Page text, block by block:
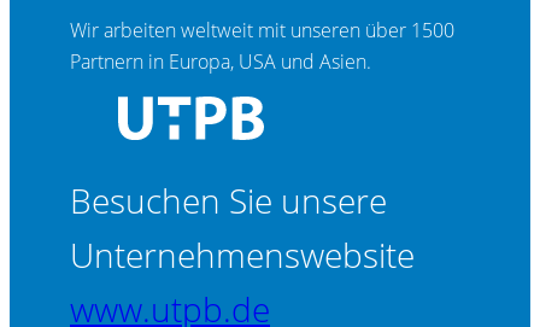
Wir arbeiten weltweit mit unseren über 1500
Partnern in Europa, USA und Asien.
Besuchen Sie unsere
Unternehmenswebsite
www.utpb.de